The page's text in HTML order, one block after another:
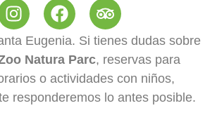
Eugenia. Si tienes dudas sobre
Natura Parc, reservas para
o actividades con niños,
responderemos lo antes posible.